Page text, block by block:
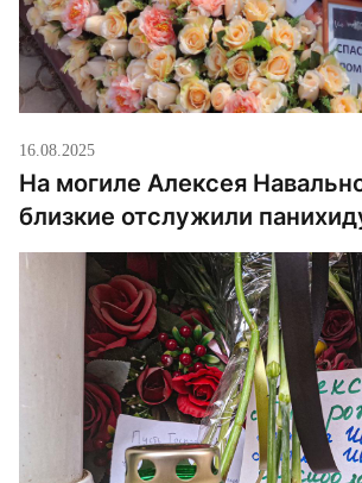
16.08.2025
На могиле Алексея
близкие отслужили